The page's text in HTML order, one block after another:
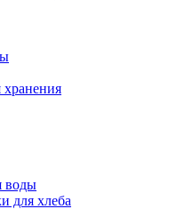
воды
для хлеба